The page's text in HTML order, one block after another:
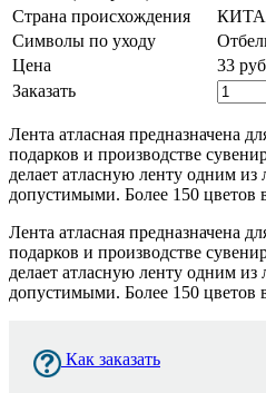
Страна происхождения
Символы по уходу
Цена
33
Заказать
Лента атласная предназначена
подарков и производстве
делает атласную ленту одним
допустимыми. Более 150 цветов
Лента атласная предназначена
подарков и производстве
делает атласную ленту одним
допустимыми. Более 150 цветов
Как заказать